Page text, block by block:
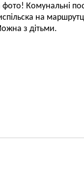
Комунальні
на
з дітьми.